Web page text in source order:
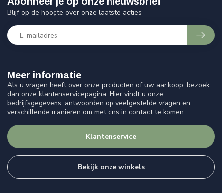
Meer informatie
Als u vragen heeft over onze producten of uw aankoop, bezoek
dan onze klantenservicepagina. Hier vindt u onze
bedrijfsgegevens, antwoorden op veelgestelde vragen en
verschillende manieren om met ons in contact te komen.
Klantenservice
Bekijk onze winkels
Blijf op de hoogte over onze laatste acties